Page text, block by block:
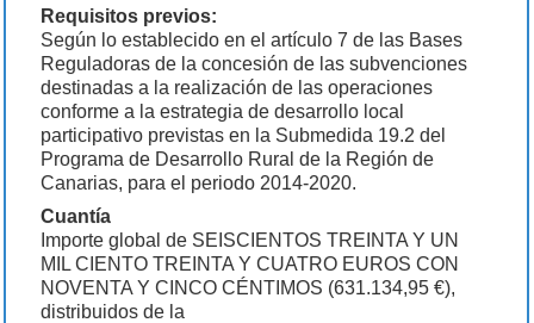
Requisitos previos:
Según lo establecido en el artículo 7 de las Bases
Reguladoras de la concesión de las subvenciones
destinadas a la realización de las operaciones
conforme a la estrategia de desarrollo local
participativo previstas en la Submedida 19.2 del
Programa de Desarrollo Rural de la Región de
Canarias, para el periodo 2014-2020.
Cuantía
Importe global de SEISCIENTOS TREINTA Y UN
MIL CIENTO TREINTA Y CUATRO EUROS CON
NOVENTA Y CINCO CÉNTIMOS (631.134,95 €),
distribuidos de la